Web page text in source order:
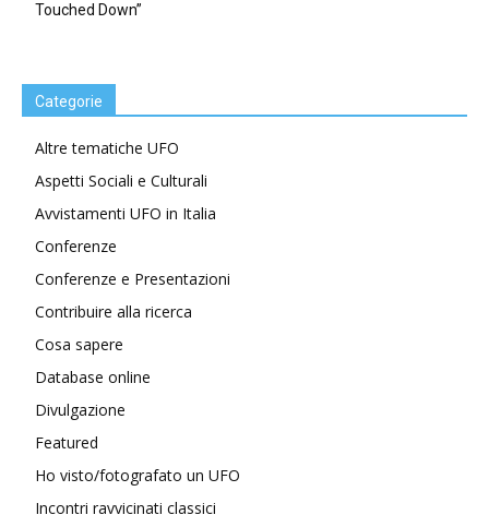
Touched Down”
Categorie
Altre tematiche UFO
Aspetti Sociali e Culturali
Avvistamenti UFO in Italia
Conferenze
Conferenze e Presentazioni
Contribuire alla ricerca
Cosa sapere
Database online
Divulgazione
Featured
Ho visto/fotografato un UFO
Incontri ravvicinati classici